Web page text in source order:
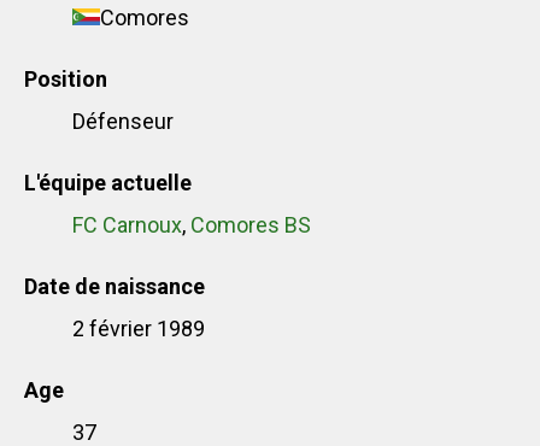
Comores
Position
Défenseur
L'équipe actuelle
FC Carnoux, Comores BS
Date de naissance
2 février 1989
Age
37